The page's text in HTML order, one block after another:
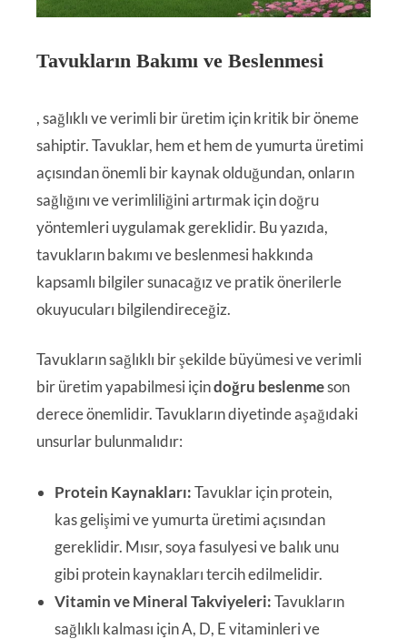
Tavukların Bakımı ve Beslenmesi
, sağlıklı ve verimli bir üretim için kritik bir öneme
sahiptir. Tavuklar, hem et hem de yumurta üretimi
açısından önemli bir kaynak olduğundan, onların
sağlığını ve verimliliğini artırmak için doğru
yöntemleri uygulamak gereklidir. Bu yazıda,
tavukların bakımı ve beslenmesi hakkında
kapsamlı bilgiler sunacağız ve pratik önerilerle
okuyucuları bilgilendireceğiz.
Tavukların sağlıklı bir şekilde büyümesi ve verimli
bir üretim yapabilmesi içindoğru beslenmeson
derece önemlidir. Tavukların diyetinde aşağıdaki
unsurlar bulunmalıdır:
Protein Kaynakları:Tavuklar için protein,
kas gelişimi ve yumurta üretimi açısından
gereklidir. Mısır, soya fasulyesi ve balık unu
gibi protein kaynakları tercih edilmelidir.
Vitamin ve Mineral Takviyeleri:Tavukların
sağlıklı kalması için A, D, E vitaminleri ve